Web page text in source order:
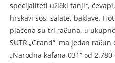
specijaliteti užički tanjir,
hrskavi sos, salate, baklave.
plaćena su tri računa, u
SUTR „Grand“ ima jedan
„Narodna kafana 031“ od 2.780